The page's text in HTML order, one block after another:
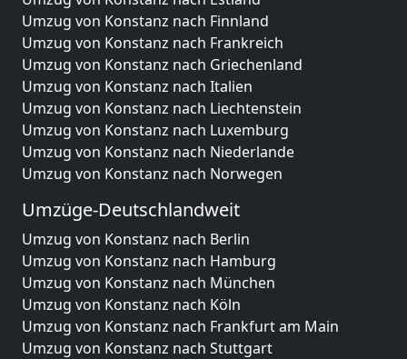
Umzug von Konstanz nach Finnland
Umzug von Konstanz nach Frankreich
Umzug von Konstanz nach Griechenland
Umzug von Konstanz nach Italien
Umzug von Konstanz nach Liechtenstein
Umzug von Konstanz nach Luxemburg
Umzug von Konstanz nach Niederlande
Umzug von Konstanz nach Norwegen
Umzüge-Deutschlandweit
Umzug von Konstanz nach Berlin
Umzug von Konstanz nach Hamburg
Umzug von Konstanz nach München
Umzug von Konstanz nach Köln
Umzug von Konstanz nach Frankfurt am Main
Umzug von Konstanz nach Stuttgart